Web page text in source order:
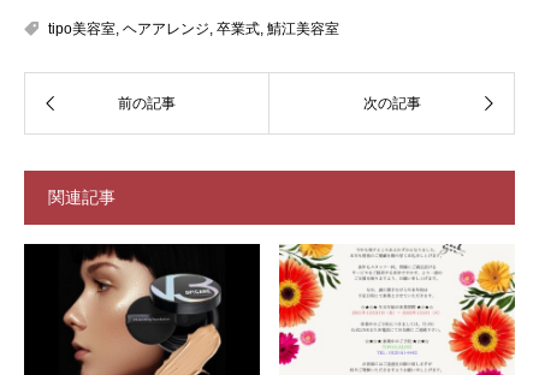
tipo美容室 ヘアアレンジ 卒業式 鯖江美容室
関連記事